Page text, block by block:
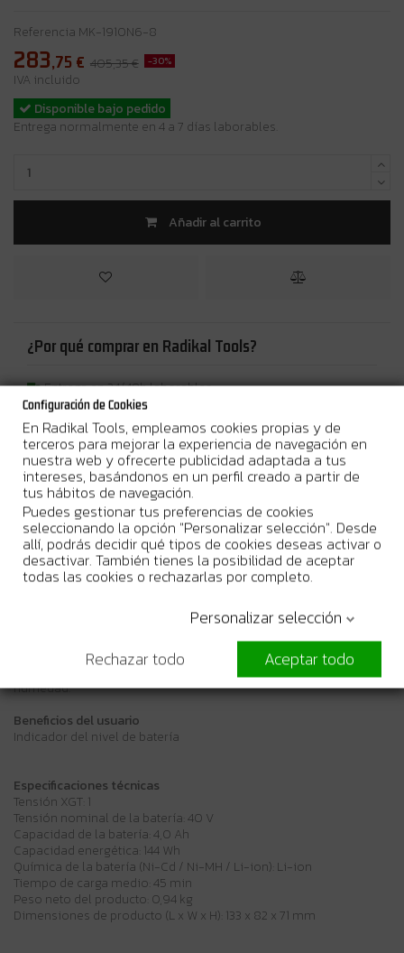
Referencia MK-1910N6-8
283,75 € 405,35 € -30%
IVA incluido
Disponible bajo pedido
Entrega normalmente en 4 a 7 días laborables.
Añadir al carrito
¿Por qué comprar en Radikal Tools?
Entrega en 24/48h laborables
Stock real. Envío urgente disponible
Garantia Oficial del Fabricante
Más Información
Li–ion • 40Vmax • 4,0 Ah • BL4040FLa batería BL4040F se carga
más rápido y funciona durante más tiempo.
Alcanza la carga completa en 45 minutos (144Wh). Comunicación
digital entre la herramienta y la batería para optimizar el
rendimiento. Sistema de ventilación y protección contra la
humedad.
Beneficios del usuario
Indicador del nivel de batería
Especificaciones técnicas
Tensión XGT: 1
Tensión nominal de la batería: 40 V
Capacidad de la batería: 4,0 Ah
Capacidad energética: 144 Wh
Química de la batería (Ni-Cd / Ni-MH / Li-ion): Li-ion
Tiempo de carga medio: 45 min
Peso neto del producto: 0,94 kg
Dimensiones de producto (L x W x H): 133 x 82 x 71 mm
Configuración de Cookies
En Radikal Tools, empleamos cookies propias y de
terceros para mejorar la experiencia de navegación en
nuestra web y ofrecerte publicidad adaptada a tus
intereses, basándonos en un perfil creado a partir de
tus hábitos de navegación.
Puedes gestionar tus preferencias de cookies
seleccionando la opción "Personalizar selección". Desde
allí, podrás decidir qué tipos de cookies deseas activar o
desactivar. También tienes la posibilidad de aceptar
todas las cookies o rechazarlas por completo.
Personalizar selección
Rechazar todo
Aceptar todo